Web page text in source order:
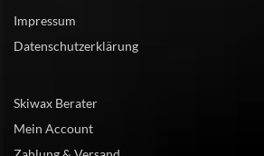
Impressum
Datenschutzerklärung
Skiwax Berater
Mein Account